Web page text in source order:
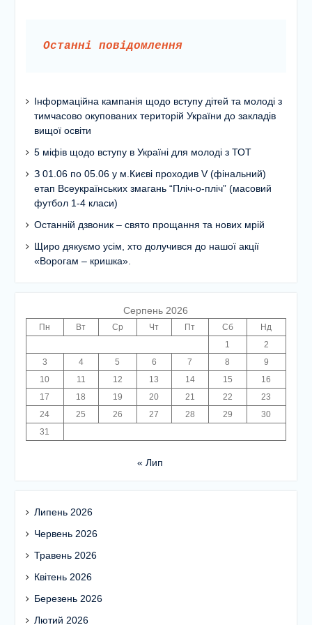
Останні повідомлення
Інформаційна кампанія щодо вступу дітей та молоді з
тимчасово окупованих територій України до закладів
вищої освіти
5 міфів щодо вступу в Україні для молоді з ТОТ
З 01.06 по 05.06 у м.Києві проходив V (фінальний)
етап Всеукраїнських змагань “Пліч-о-пліч” (масовий
футбол 1-4 класи)
Останній дзвоник – свято прощання та нових мрій
Щиро дякуємо усім, хто долучився до нашої акції
«Ворогам – кришка».
Серпень 2026
Пн Вт Ср Чт Пт Сб
Нд
1
2
3
4 5 6 7 8
9
10
11 12 13 14 15
16
17
18 19 20 21 22
23
24
25 26 27 28 29
30
31
« Лип
Липень 2026
Червень 2026
Травень 2026
Квітень 2026
Березень 2026
Лютий 2026